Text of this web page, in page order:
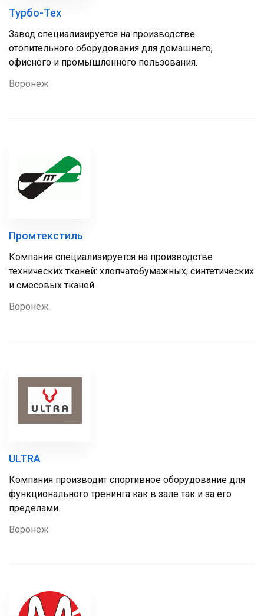
Турбо-Тех
Завод специализируется на производстве
отопительного оборудования для домашнего,
офисного и промышленного пользования.
Воронеж
Промтекстиль
Компания специализируется на производстве
технических тканей: хлопчатобумажных, синтетических
и смесовых тканей.
Воронеж
ULTRA
Компания производит спортивное оборудование для
функционального тренинга как в зале так и за его
пределами.
Воронеж